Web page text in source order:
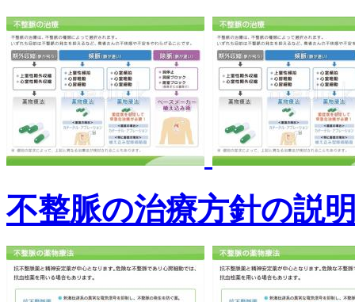
不整脈の治療方針の説